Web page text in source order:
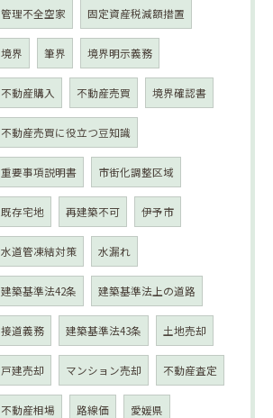
管理不全空家 固定資産税減額措置
境界 筆界 境界明示義務
不動産購入 不動産売買 境界確認書
不動産売買に役立つ豆知識
重要事項説明書 市街化調整区域
既存宅地 再建築不可 伊予市
水道管凍結対策 水漏れ
建築基準法42条 建築基準法上の道路
接道義務 建築基準法43条 土地売却
戸建売却 マンション売却 不動産査定
不動産相場 路線価 愛媛県